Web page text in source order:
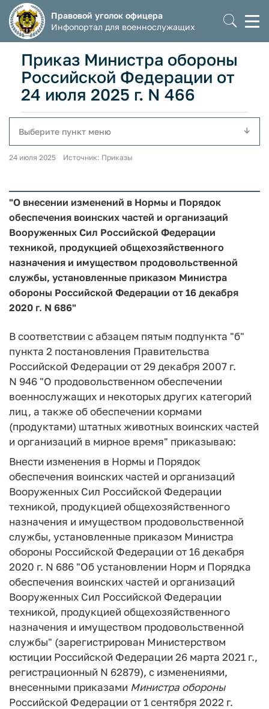
Правовой уголок офицера
Инфопортал для военнослужащих
Приказ Министра обороны
Российской Федерации от
24 июля 2025 г. N 466
Выберите пункт меню
24 июля 2025 Источник: Приказы
"О внесении изменений в Нормы и Порядок
обеспечения воинских частей и организаций
Вооруженных Сил Российской Федерации
техникой, продукцией общехозяйственного
назначения и имуществом продовольственной
службы, установленные приказом Министра
обороны Российской Федерации от 16 декабря
2020 г. N 686"
В соответствии с абзацем пятым подпункта "б"
пункта 2 постановления Правительства
Российской Федерации от 29 декабря 2007 г.
N 946 "О продовольственном обеспечении
военнослужащих и некоторых других категорий
лиц, а также об обеспечении кормами
(продуктами) штатных животных воинских частей
и организаций в мирное время" приказываю:
Внести изменения в Нормы и Порядок
обеспечения воинских частей и организаций
Вооруженных Сил Российской Федерации
техникой, продукцией общехозяйственного
назначения и имуществом продовольственной
службы, установленные приказом Министра
обороны Российской Федерации от 16 декабря
2020 г. N 686 "Об установлении Норм и Порядка
обеспечения воинских частей и организаций
Вооруженных Сил Российской Федерации
техникой, продукцией общехозяйственного
назначения и имуществом продовольственной
службы" (зарегистрирован Министерством
юстиции Российской Федерации 26 марта 2021 г.,
регистрационный N 62879), с изменениями,
внесенными приказами Министра обороны
Российской Федерации от 1 сентября 2022 г.